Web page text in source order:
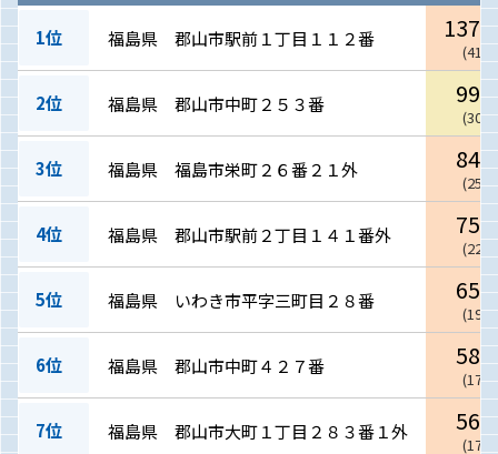
1位 福島県 郡山市駅前１丁目１１２番 137.2
(41.5
2位 福島県 郡山市中町２５３番 99.2
(30.0
3位 福島県 福島市栄町２６番２１外 84.6
(25.6
4位 福島県 郡山市駅前２丁目１４１番外 75.0
(22.7
5位 福島県 いわき市平字三町目２８番 65.5
(19.8
6位 福島県 郡山市中町４２７番 58.8
(17.8
7位 福島県 郡山市大町１丁目２８３番１外 56.2
(17.0